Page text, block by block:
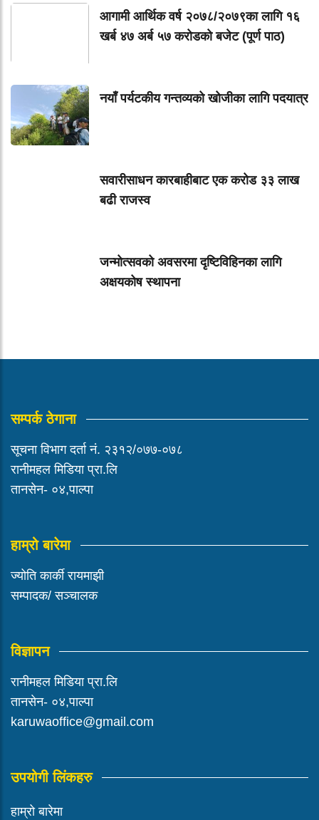
आगामी आर्थिक वर्ष २०७८/२०७९का लागि १६
खर्ब ४७ अर्ब ५७ करोडको बजेट (पूर्ण पाठ)
नयाँ पर्यटकीय गन्तव्यको खोजीका लागि पदयात्र
सवारीसाधन कारबाहीबाट एक करोड ३३ लाख
बढी राजस्व
जन्मोत्सवको अवसरमा दृष्टिविहिनका लागि
अक्षयकोष स्थापना
सम्पर्क ठेगाना
सूचना विभाग दर्ता नं. २३१२/०७७-०७८
रानीमहल मिडिया प्रा.लि
तानसेन- ०४,पाल्पा
हाम्रो बारेमा
ज्योति कार्की रायमाझी
सम्पादक/ सञ्चालक
विज्ञापन
रानीमहल मिडिया प्रा.लि
तानसेन- ०४,पाल्पा
karuwaoffice@gmail.com
उपयोगी लिंकहरु
हाम्रो बारेमा